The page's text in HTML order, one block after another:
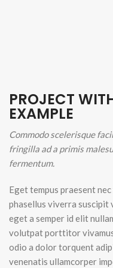
PROJECT
EXAMPLE
Commodo scelerisque
fringilla ad a primis
fermentum.
Eget tempus praesent
phasellus viverra suscipit
eget a semper id elit
volutpat porttitor
odio a dolor torquent
venenatis ullamcorper